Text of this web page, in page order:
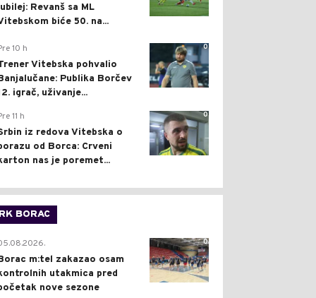
Revanš sa ML
biće 50. na...
0
10 h
Vitebska pohvalio
Publika Borčev
igrač, uživanje...
0
11 h
iz redova Vitebska o
od Borca: Crveni
nas je poremet...
RK BORAC
0
m:tel zakazao osam
utakmica pred
nove sezone